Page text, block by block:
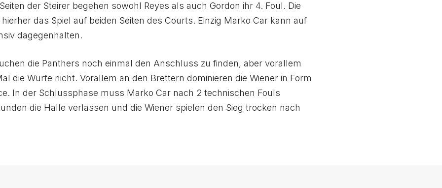
der Steirer begehen sowohl Reyes als auch Gordon ihr 4. Foul. Die
das Spiel auf beiden Seiten des Courts. Einzig Marko Car kann auf
dagegenhalten.
die Panthers noch einmal den Anschluss zu finden, aber vorallem
die Würfe nicht. Vorallem an den Brettern dominieren die Wiener in Form
In der Schlussphase muss Marko Car nach 2 technischen Fouls
die Halle verlassen und die Wiener spielen den Sieg trocken nach